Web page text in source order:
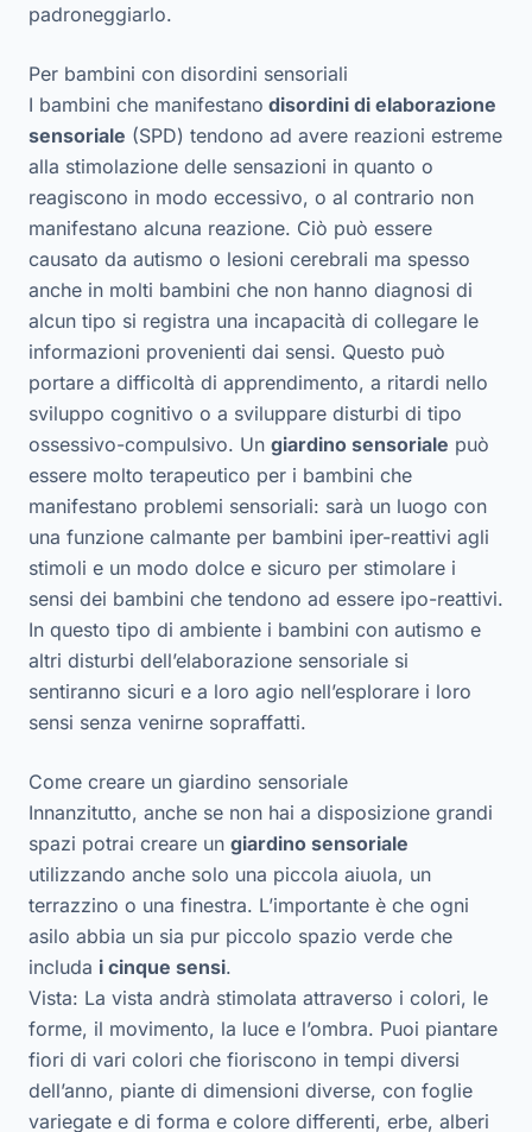
padroneggiarlo.
Per bambini con disordini sensoriali
I bambini che manifestano disordini di elaborazione
sensoriale (SPD) tendono ad avere reazioni estreme
alla stimolazione delle sensazioni in quanto o
reagiscono in modo eccessivo, o al contrario non
manifestano alcuna reazione. Ciò può essere
causato da autismo o lesioni cerebrali ma spesso
anche in molti bambini che non hanno diagnosi di
alcun tipo si registra una incapacità di collegare le
informazioni provenienti dai sensi. Questo può
portare a difficoltà di apprendimento, a ritardi nello
sviluppo cognitivo o a sviluppare disturbi di tipo
ossessivo-compulsivo. Un giardino sensoriale può
essere molto terapeutico per i bambini che
manifestano problemi sensoriali: sarà un luogo con
una funzione calmante per bambini iper-reattivi agli
stimoli e un modo dolce e sicuro per stimolare i
sensi dei bambini che tendono ad essere ipo-reattivi.
In questo tipo di ambiente i bambini con autismo e
altri disturbi dell’elaborazione sensoriale si
sentiranno sicuri e a loro agio nell’esplorare i loro
sensi senza venirne sopraffatti.
Come creare un giardino sensoriale
Innanzitutto, anche se non hai a disposizione grandi
spazi potrai creare un giardino sensoriale
utilizzando anche solo una piccola aiuola, un
terrazzino o una finestra. L’importante è che ogni
asilo abbia un sia pur piccolo spazio verde che
includa i cinque sensi.
Vista: La vista andrà stimolata attraverso i colori, le
forme, il movimento, la luce e l’ombra. Puoi piantare
fiori di vari colori che fioriscono in tempi diversi
dell’anno, piante di dimensioni diverse, con foglie
variegate e di forma e colore differenti, erbe, alberi